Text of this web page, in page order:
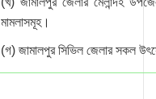
মামলাসমূহ।
(গ) জামালপুর সিভিল জেলার সকল